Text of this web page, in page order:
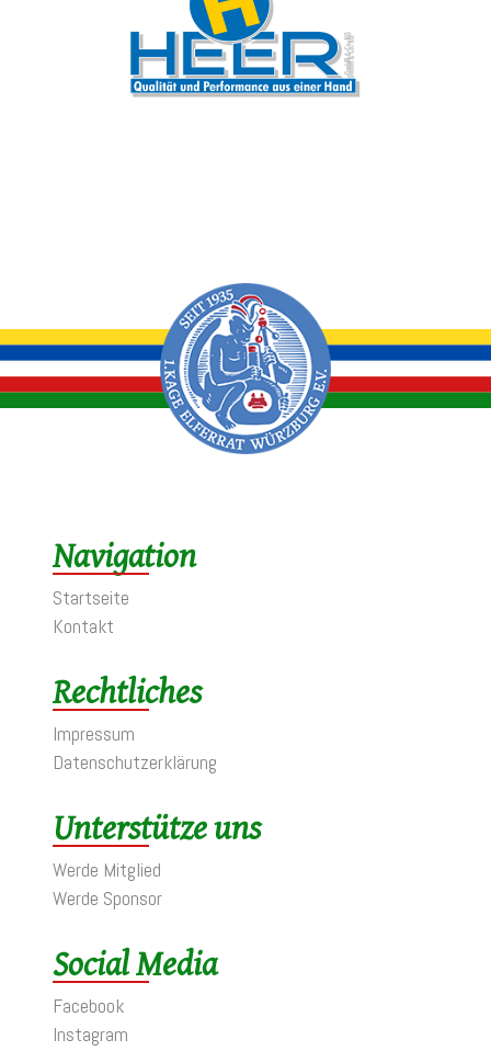
Navigation
Startseite
Kontakt
Rechtliches
Impressum
Datenschutzerklärung
Unterstütze uns
Werde Mitglied
Werde Sponsor
Social Media
Facebook
Instagram